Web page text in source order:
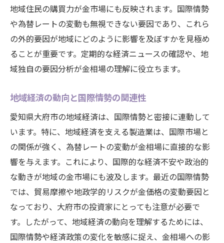
地域住民の購買力が金市場にも反映されます。国際情勢
や為替レートの変動も無視できない要因であり、これら
の外的要因が地域にどのように影響を及ぼすかを見極め
ることが重要です。定期的な経済ニュースの確認や、地
域独自の要因分析が金相場の理解に役立ちます。
地域経済の動向と国際情勢の関連性
愛知県大府市の地域経済は、国際情勢と密接に連動して
います。特に、地域経済を支える製造業は、国際市場と
の関係が強く、為替レートの変動が金相場に直接的な影
響を与えます。これにより、国際的な経済不安や政治的
な動きが地域の金市場にも波及します。最近の国際情勢
では、貿易摩擦や地政学的リスクが金価格の変動要因と
なっており、大府市の投資家にとっても注意が必要で
す。したがって、地域経済の動向を理解するためには、
国際情勢や経済政策の変化を敏感に捉え、金相場への影